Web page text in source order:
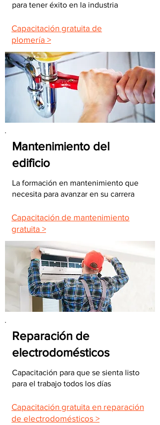
para tener éxito en la industria
Capacitación gratuita de
plomería >
Mantenimiento del
edificio
La formación en mantenimiento que
necesita para avanzar en su carrera
Capacitación de mantenimiento
gratuita >
Reparación de
electrodomésticos
Capacitación para que se sienta listo
para el trabajo todos los días
Capacitación gratuita en reparación
de electrodomésticos >